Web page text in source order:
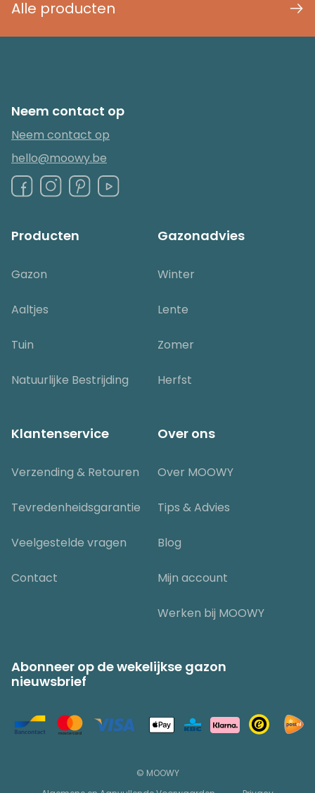
Alle producten
Neem contact op
Neem contact op
hello@moowy.be
Producten
Gazon
Aaltjes
Tuin
Natuurlijke Bestrijding
Gazonadvies
Winter
Lente
Zomer
Herfst
Klantenservice
Verzending & Retouren
Tevredenheidsgarantie
Veelgestelde vragen
Contact
Over ons
Over MOOWY
Tips & Advies
Blog
Mijn account
Werken bij MOOWY
Abonneer op de wekelijkse gazon
nieuwsbrief
© MOOWY